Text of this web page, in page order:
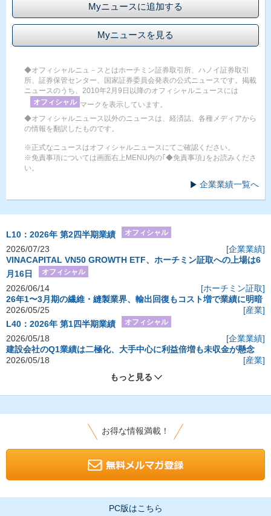
Myニュースに追加する
Myニュースを見る
◆オフィシャルニュ－スとはホーチミン証券取引所、ハノイ証券取引
所、証券保管センター、国家証券委員会発表の公式ニュースです。掲載
ニュースのうち、2010年2月9日以降のオフィシャルニュースには
オフィシャル マークを表示しています。
◆オフィシャルニュース以外のニュースは、経済誌、各種メディアから
の情報を翻訳したものです。
※正式なニュースはオフィシャルニュースにてご確認ください。
※免責事項については画面右上MENU内の｢◆免責事項｣をお読みくださ
い。
企業業績一覧へ
L10：2026年 第2四半期業績 オフィシャル
2026/07/23
[企業業績]
VINACAPITAL VN50 GROWTH ETF、ホーチミン証取への上場は6
月16日
オフィシャル
2026/06/14
[ホーチミン証取]
26年1〜3月期の繊維・縫製業界、輸出回復もコスト増で業績に明暗
2026/05/25
[産業]
L40：2026年 第1四半期業績
オフィシャル
2026/05/18
[企業業績]
建設会社のQ1業績は二極化、大手中心に利益倍増も未収金が懸念
2026/05/18
[産業]
もっと見る
お得な情報満載！
PC版はこちら